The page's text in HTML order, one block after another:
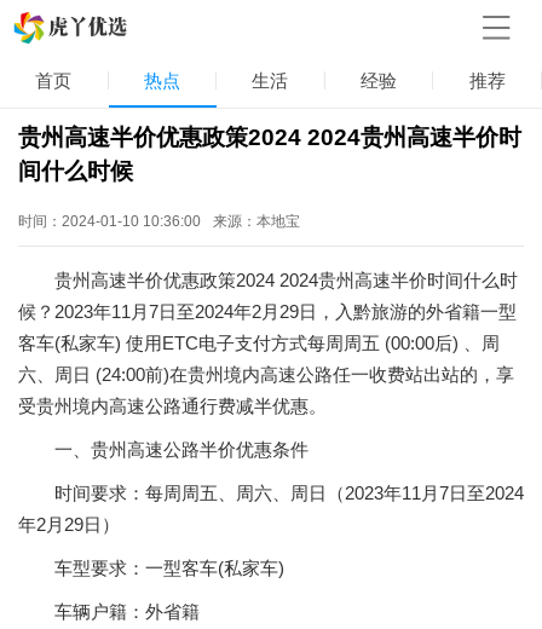
首页 热点 生活 经验 推荐
贵州高速半价优惠政策2024 2024贵州高速半价时
间什么时候
时间：2024-01-10 10:36:00 来源：本地宝
贵州高速半价优惠政策2024 2024贵州高速半价时间什么时
候？2023年11月7日至2024年2月29日，入黔旅游的外省籍一型
客车(私家车) 使用ETC电子支付方式每周周五 (00:00后) 、周
六、周日 (24:00前)在贵州境内高速公路任一收费站出站的，享
受贵州境内高速公路通行费减半优惠。
一、贵州高速公路半价优惠条件
时间要求：每周周五、周六、周日（2023年11月7日至2024
年2月29日）
车型要求：一型客车(私家车)
车辆户籍：外省籍